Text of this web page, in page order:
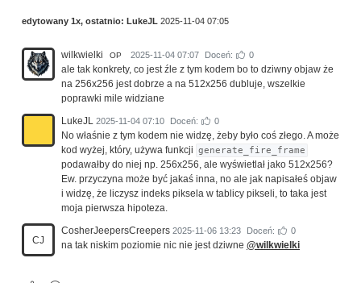
edytowany 1x, ostatnio: LukeJL 2025-11-04 07:05
wilkwielki OP 2025-11-04 07:07 Doceń: 0
ale tak konkrety, co jest źle z tym kodem bo to dziwny objaw że
na 256x256 jest dobrze a na 512x256 dubluje, wszelkie
poprawki mile widziane
LukeJL 2025-11-04 07:10 Doceń: 0
No właśnie z tym kodem nie widzę, żeby było coś złego. A może
kod wyżej, który, używa funkcji generate_fire_frame
podawałby do niej np. 256x256, ale wyświetlał jako 512x256?
Ew. przyczyna może być jakaś inna, no ale jak napisałeś objaw
i widzę, że liczysz indeks piksela w tablicy pikseli, to taka jest
moja pierwsza hipoteza.
CJ
CosherJeepersCreepers 2025-11-06 13:23 Doceń: 0
na tak niskim poziomie nic nie jest dziwne @wilkwielki